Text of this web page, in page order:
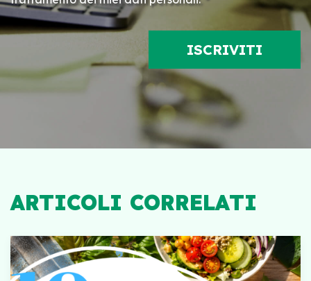
ARTICOLI CORRELATI